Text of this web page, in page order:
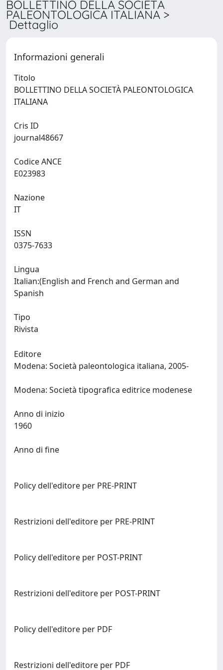
BOLLETTINO DELLA SOCIETÀ
PALEONTOLOGICA ITALIANA >
Dettaglio
Informazioni generali
Titolo
BOLLETTINO DELLA SOCIETÀ PALEONTOLOGICA
Cris ID
Codice ANCE
Nazione
ISSN
Lingua
Italian:(English and French and German and
Tipo
Rivista
Editore
Modena: Società paleontologica italiana, 2005-
Anno di inizio
Anno di fine
Policy dell'editore per PRE-PRINT
Restrizioni dell'editore per PRE-PRINT
Policy dell'editore per POST-PRINT
Restrizioni dell'editore per POST-PRINT
Policy dell'editore per PDF
Restrizioni dell'editore per PDF